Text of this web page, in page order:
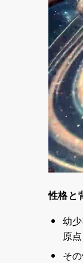
性格と
幼
原
そ